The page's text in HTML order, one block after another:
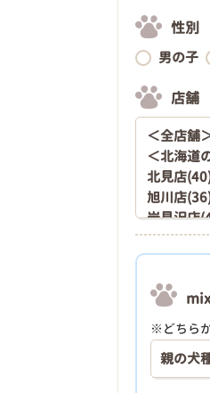
性別
男の子
店舗
※どちら